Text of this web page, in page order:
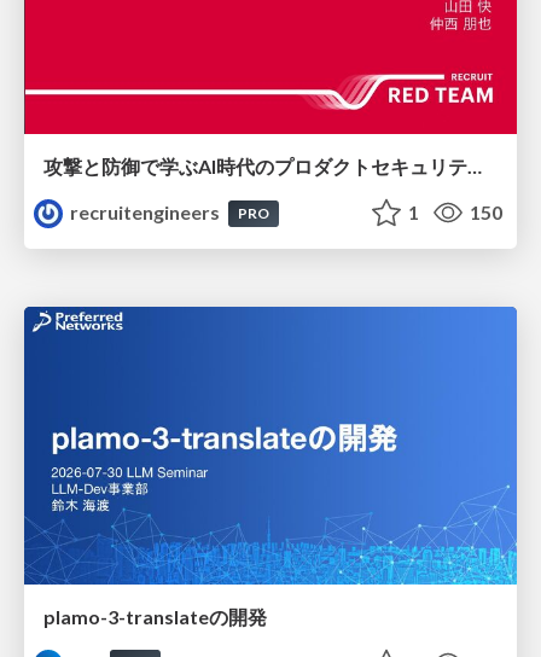
攻撃と防御で学ぶAI時代のプロダクトセキュリティ演習
recruitengineers
PRO 1 150
plamo-3-translateの開発